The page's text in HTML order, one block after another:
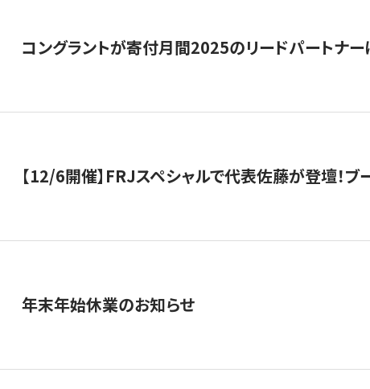
コングラントが寄付月間2025のリードパートナー
【12/6開催】FRJスペシャルで代表佐藤が登壇！ブ
年末年始休業のお知らせ